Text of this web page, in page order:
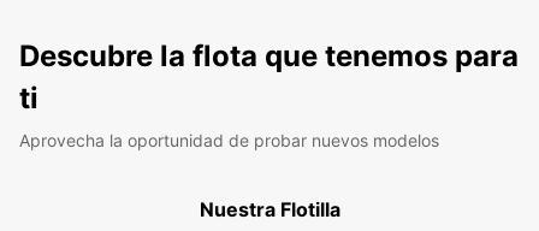
Descubre la flota que tenemos para
ti
Aprovecha la oportunidad de probar nuevos modelos
Nuestra Flotilla